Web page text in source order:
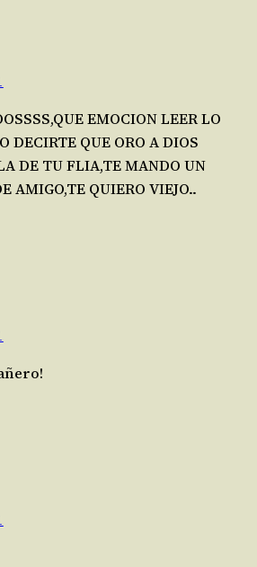
EMOCION LEER LO
DECIRTE QUE ORO A DIOS
DE TU FLIA,TE MANDO UN
AMIGO,TE QUIERO VIEJO..